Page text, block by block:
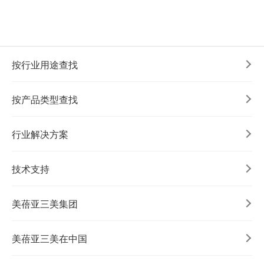
按行业用途查找
按产品类型查找
行业解决方案
技术支持
美蓓亚三美集团
美蓓亚三美在中国